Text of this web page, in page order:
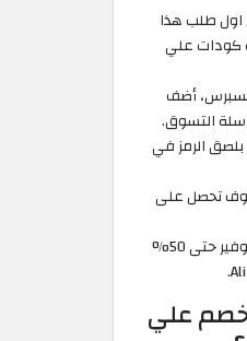
طلب هذا
كودات علي
أضف
سلة التسوق.
الرمز في
تحصل على
أكد الطلب، وتمتع بأكبر قيمة توفير حتى 50%
علي